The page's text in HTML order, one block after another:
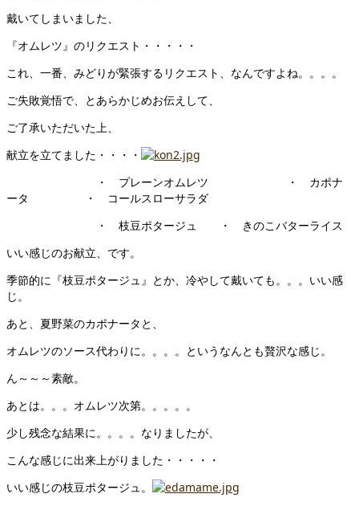
戴いてしまいました、
『オムレツ』のリクエスト・・・・・
これ、一番、みどりが緊張するリクエスト、なんですよね。。。。
ご失敗覚悟で、とあらかじめお伝えして、
ご了承いただいた上、
献立を立てました・・・・
・ プレーンオムレツ ・ カポナ
ータ ・ コールスローサラダ
・ 枝豆ポタージュ ・ きのこバターライス
いい感じのお献立、です。
季節的に『枝豆ポタージュ』とか、冷やして戴いても。。。いい感
じ。
あと、夏野菜のカポナータと、
オムレツのソース代わりに。。。。というなんとも贅沢な感じ。
ん～～～素敵。
あとは。。。オムレツ次第。。。。。
少し残念な結果に。。。。なりましたが、
こんな感じに出来上がりました・・・・・
いい感じの枝豆ポタージュ。